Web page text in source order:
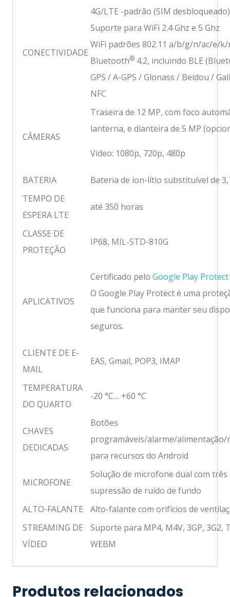
CONECTIVIDADE
4G/LTE -padrão (SIM
Suporte para WiFi 2.4 Ghz e 5 Ghz
WiFi padrões 802.11 a/b/g/n/ac/e/
Bluetooth® 4.2, incluindo BLE
GPS / A-GPS / Glonass / Beidou /
NFC
CÂMERAS
Traseira de 12 MP, com foco
lanterna, e dianteira de 5 MP
Vídeo: 1080p, 720p, 480p
BATERIA
Bateria de íon-lítio substituível de
TEMPO DE
ESPERA LTE
até 350 horas
CLASSE DE
PROTEÇÃO
IP68, MIL-STD-810G
APLICATIVOS
Certificado pelo Google Play Protect
O Google Play Protect é uma
que funciona para manter seu
seguros.
CLIENTE DE E-
MAIL
EAS, Gmail, POP3, IMAP
TEMPERATURA
DO QUARTO
-20 °C… +60 °C
CHAVES
DEDICADAS
Botões
programáveis/alarme/
para recursos do Android
MICROFONE
Solução de microfone dual com
supressão de ruído de fundo
ALTO-FALANTE
Alto-falante com orifícios de
STREAMING DE
VÍDEO
Suporte para MP4, M4V, 3GP, 3G2,
WEBM
Produtos relacionados